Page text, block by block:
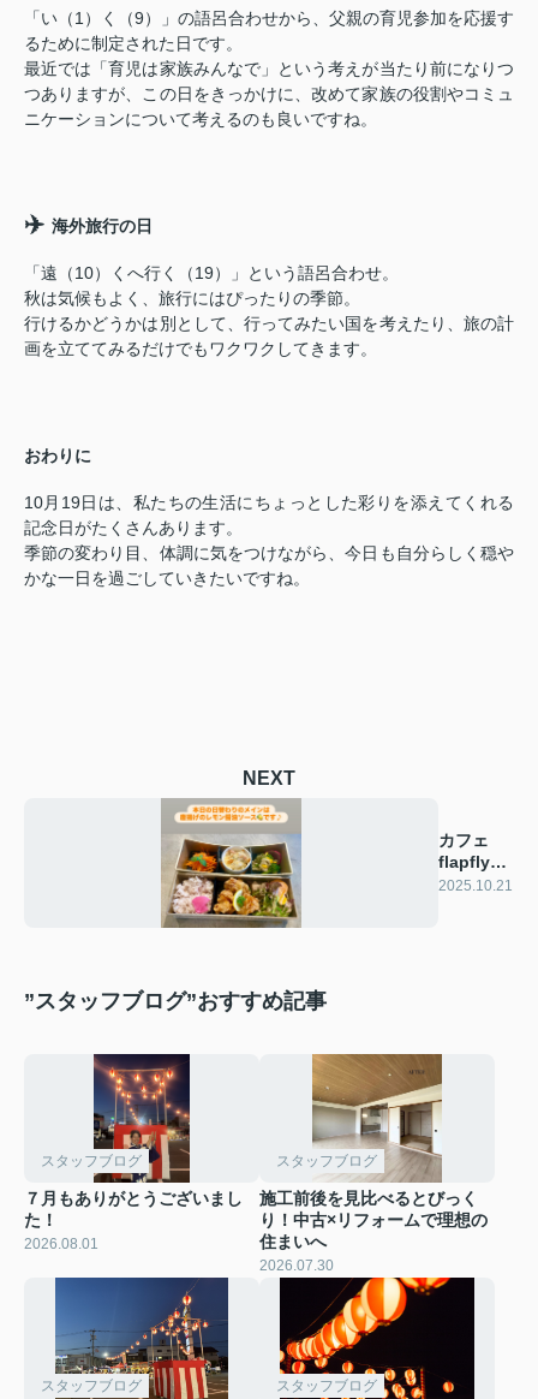
「い（1）く（9）」の語呂合わせから、父親の育児参加を応援す
るために制定された日です。
最近では「育児は家族みんなで」という考えが当たり前になりつ
つありますが、この日をきっかけに、改めて家族の役割やコミュ
ニケーションについて考えるのも良いですね。
✈️ 海外旅行の日
「遠（10）くへ行く（19）」という語呂合わせ。
秋は気候もよく、旅行にはぴったりの季節。
行けるかどうかは別として、行ってみたい国を考えたり、旅の計
画を立ててみるだけでもワクワクしてきます。
おわりに
10月19日は、私たちの生活にちょっとした彩りを添えてくれる
記念日がたくさんあります。
季節の変わり目、体調に気をつけながら、今日も自分らしく穏や
かな一日を過ごしていきたいですね。
NEXT
カフェ
flapflyの
人気メニ
2025.10.21
”スタッフブログ”おすすめ記事
スタッフブログ
７月もありがとうございまし
た！
2026.08.01
スタッフブログ
施工前後を見比べるとびっく
り！中古×リフォームで理想の
住まいへ
2026.07.30
スタッフブログ スタッフブログ